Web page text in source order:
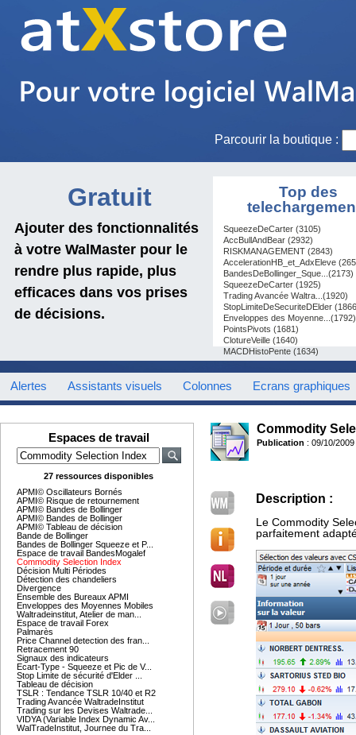
Parcourir la boutique :
Gratuit
Ajouter des fonctionnalités
à votre WalMaster pour le
rendre plus rapide, plus
efficaces dans vos prises
de décisions.
Top des
SqueezeDeCarter (3105)
AccBullAndBear (2932)
RISKMANAGEMENT (2843)
AccelerationHB_et_AdxEleve
BandesDeBollinger_Sque...(2173)
SqueezeDeCarter (1925)
Trading Avancée Waltra...(1920)
StopLimiteDeSecuriteDElder
Enveloppes des Moyenne...(1792)
PointsPivots (1681)
ClotureVeille (1640)
MACDHistoPente (1634)
Alertes Assistants visuels Colonnes Ecrans graphiques
Espaces de travail
27 ressources disponibles
APMI© Oscillateurs Bornés
APMI© Risque de retournement
APMI© Bandes de Bollinger
APMI© Bandes de Bollinger
APMI© Tableau de décision
Bande de Bollinger
Bandes de Bollinger Squeeze et P...
Espace de travail BandesMogalef
Commodity Selection Index
Décision Multi Périodes
Détection des chandeliers
Divergence
Ensemble des Bureaux APMI
Enveloppes des Moyennes Mobiles
Waltradeinstitut, Atelier de man...
Espace de travail Forex
Palmarès
Price Channel detection des fran...
Retracement 90
Signaux des indicateurs
Ecart-Type - Squeeze et Pic de V...
Stop Limite de sécurité d'Elder ...
Tableau de décision
TSLR : Tendance TSLR 10/40 et R2
Trading Avancée WaltradeInstitut
Trading sur les Devises Waltrade...
VIDYA (Variable Index Dynamic Av...
WalTradeInstitut, Journee du Tra...
Commodity
Publication : 09/10/
Description :
Le Commodity
parfaitement